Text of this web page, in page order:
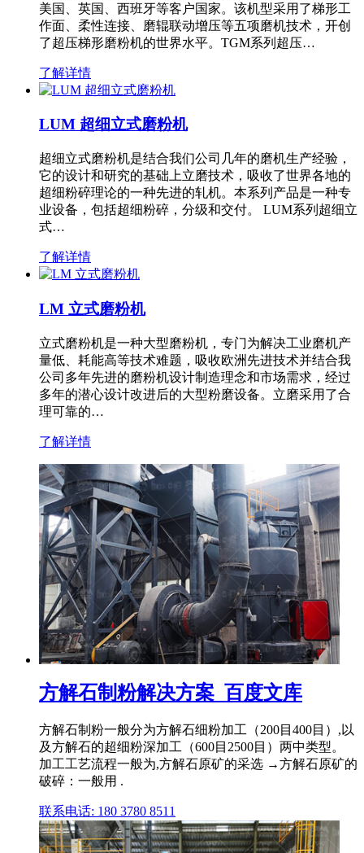
美国、英国、西班牙等客户国家。该机型采用了梯形工
作面、柔性连接、磨辊联动增压等五项磨机技术，开创
了超压梯形磨粉机的世界水平。TGM系列超压…
了解详情
LUM 超细立式磨粉机
超细立式磨粉机是结合我们公司几年的磨机生产经验，
它的设计和研究的基础上立磨技术，吸收了世界各地的
超细粉碎理论的一种先进的轧机。本系列产品是一种专
业设备，包括超细粉碎，分级和交付。 LUM系列超细立
式…
了解详情
LM 立式磨粉机
立式磨粉机是一种大型磨粉机，专门为解决工业磨机产
量低、耗能高等技术难题，吸收欧洲先进技术并结合我
公司多年先进的磨粉机设计制造理念和市场需求，经过
多年的潜心设计改进后的大型粉磨设备。立磨采用了合
理可靠的…
了解详情
方解石制粉解决方案_百度文库
方解石制粉一般分为方解石细粉加工（200目400目）,以
及方解石的超细粉深加工（600目2500目）两中类型。
加工工艺流程一般为,方解石原矿的采选 →方解石原矿的
破碎：一般用 .
联系电话: 180 3780 8511